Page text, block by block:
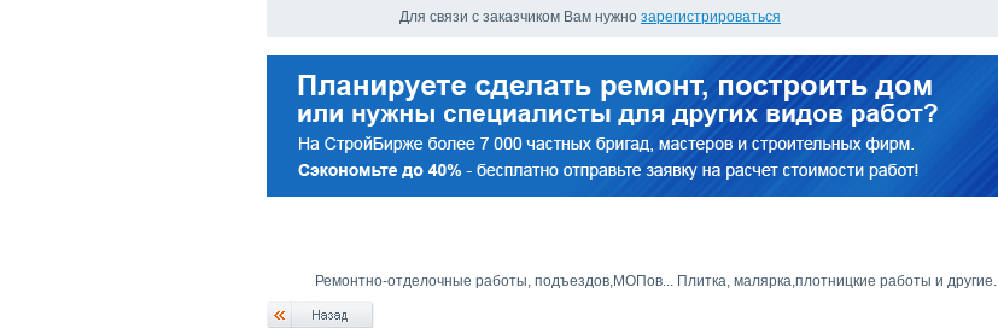
Для связи с заказчиком Вам нужно зарегистрироваться
Ремонтно-отделочные работы, подъездов,МОПов... Плитка, малярка,плотницкие работы и другие.